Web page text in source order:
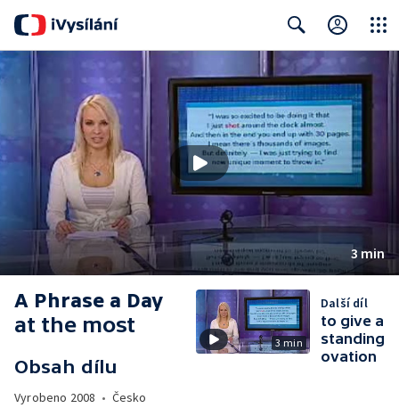
Search Close
3 min
A Phrase a Day
at the most
Obsah dílu
Vyrobeno 2008 • Česko
3 min
Další díl
to give a
standing
ovation